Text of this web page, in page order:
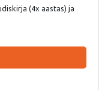
(4x aastas) ja